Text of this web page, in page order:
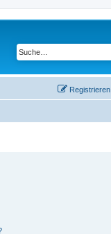
Registrieren